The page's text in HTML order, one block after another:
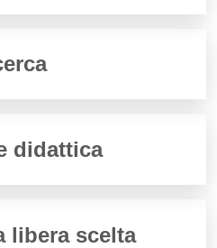
didattica
libera scelta